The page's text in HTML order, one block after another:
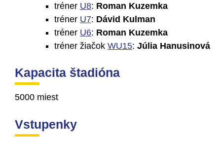
tréner U8: Roman Kuzemka
tréner U7: Dávid Kulman
tréner U6: Roman Kuzemka
tréner žiačok WU15: Júlia Hanusinová
Kapacita štadióna
5000 miest
Vstupenky